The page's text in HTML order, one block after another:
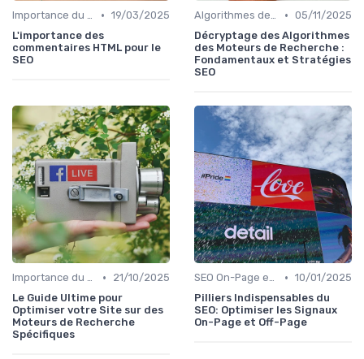
Importance du SEO pour les Entreprises • 19/03/2025
L'importance des
commentaires HTML pour le
SEO
Algorithmes des Moteurs de Recherche • 05/11/2025
Décryptage des Algorithmes
des Moteurs de Recherche :
Fondamentaux et Stratégies
SEO
Importance du SEO pour les Entreprises •
21/10/2025
Le Guide Ultime pour
Optimiser votre Site sur des
Moteurs de Recherche
Spécifiques
SEO On-Page et Off-Page • 10/01/2025
Pilliers Indispensables du
SEO: Optimiser les Signaux
On-Page et Off-Page